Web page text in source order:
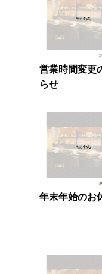
営業時間変更
らせ
年末年始のお